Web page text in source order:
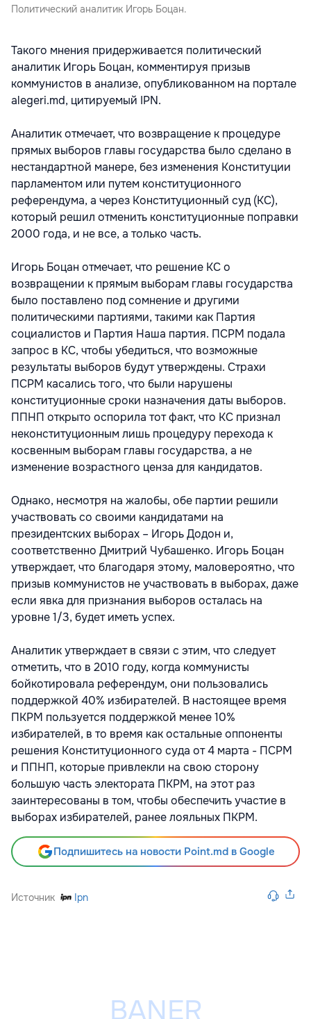
Политический аналитик Игорь Боцан.
Такого мнения придерживается политический
аналитик Игорь Боцан, комментируя призыв
коммунистов в анализе, опубликованном на портале
alegeri.md, цитируемый IPN.
Аналитик отмечает, что возвращение к процедуре
прямых выборов главы государства было сделано в
нестандартной манере, без изменения Конституции
парламентом или путем конституционного
референдума, а через Конституционный суд (КС),
который решил отменить конституционные поправки
2000 года, и не все, а только часть.
Игорь Боцан отмечает, что решение КС о
возвращении к прямым выборам главы государства
было поставлено под сомнение и другими
политическими партиями, такими как Партия
социалистов и Партия Наша партия. ПСРМ подала
запрос в КС, чтобы убедиться, что возможные
результаты выборов будут утверждены. Страхи
ПСРМ касались того, что были нарушены
конституционные сроки назначения даты выборов.
ППНП открыто оспорила тот факт, что КС признал
неконституционным лишь процедуру перехода к
косвенным выборам главы государства, а не
изменение возрастного ценза для кандидатов.
Однако, несмотря на жалобы, обе партии решили
участвовать со своими кандидатами на
президентских выборах – Игорь Додон и,
соответственно Дмитрий Чубашенко. Игорь Боцан
утверждает, что благодаря этому, маловероятно, что
призыв коммунистов не участвовать в выборах, даже
если явка для признания выборов осталась на
уровне 1/3, будет иметь успех.
Аналитик утверждает в связи с этим, что следует
отметить, что в 2010 году, когда коммунисты
бойкотировала референдум, они пользовались
поддержкой 40% избирателей. В настоящее время
ПКРМ пользуется поддержкой менее 10%
избирателей, в то время как остальные оппоненты
решения Конституционного суда от 4 марта - ПСРМ
и ППНП, которые привлекли на свою сторону
большую часть электората ПКРМ, на этот раз
заинтересованы в том, чтобы обеспечить участие в
выборах избирателей, ранее лояльных ПКРМ.
Подпишитесь на новости Point.md в Google
Источник Ipn